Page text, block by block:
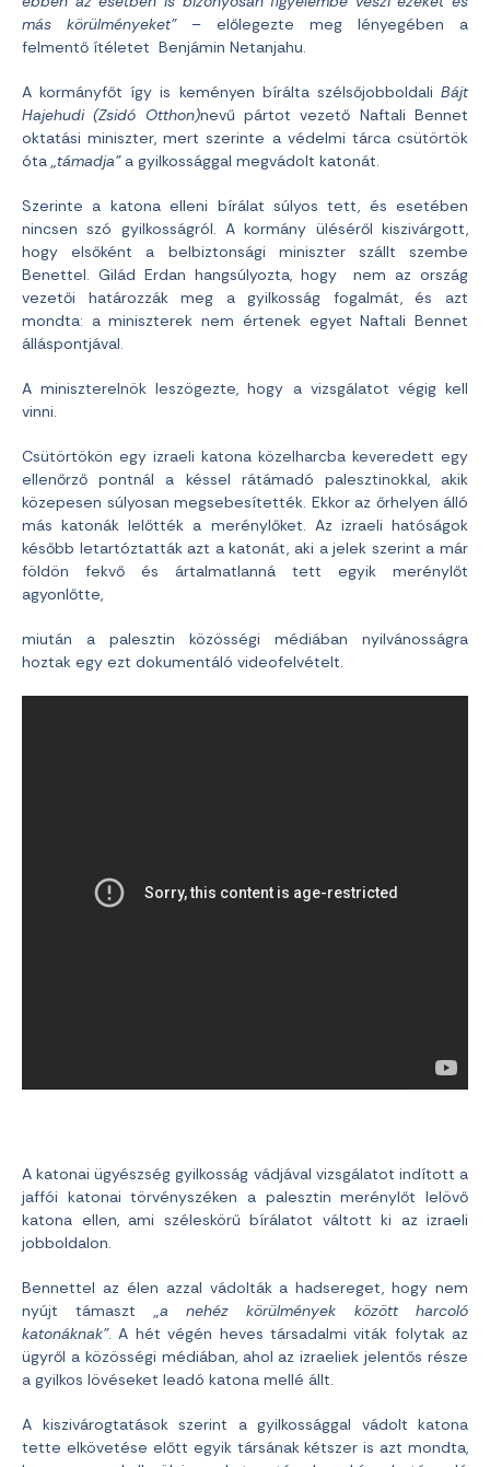
más körülményeket” – előlegezte meg lényegében a
felmentő ítéletet Benjámin Netanjahu.
A kormányfőt így is keményen bírálta szélsőjobboldali Bájt
Hajehudi (Zsidó Otthon)nevű pártot vezető Naftali Bennet
oktatási miniszter, mert szerinte a védelmi tárca csütörtök
óta „támadja”a gyilkossággal megvádolt katonát.
Szerinte a katona elleni bírálat súlyos tett, és esetében
nincsen szó gyilkosságról. A kormány üléséről kiszivárgott,
hogy elsőként a belbiztonsági miniszter szállt szembe
Benettel. Gilád Erdan hangsúlyozta, hogy nem az ország
vezetői határozzák meg a gyilkosság fogalmát, és azt
mondta: a miniszterek nem értenek egyet Naftali Bennet
álláspontjával.
A miniszterelnök leszögezte, hogy a vizsgálatot végig kell
vinni.
Csütörtökön egy izraeli katona közelharcba keveredett egy
ellenőrző pontnál a késsel rátámadó palesztinokkal, akik
közepesen súlyosan megsebesítették. Ekkor az őrhelyen álló
más katonák lelőtték a merénylőket. Az izraeli hatóságok
később letartóztatták azt a katonát, aki a jelek szerint a már
földön fekvő és ártalmatlanná tett egyik merénylőt
agyonlőtte,
miután a palesztin közösségi médiában nyilvánosságra
hoztak egy ezt dokumentáló videofelvételt.
A katonai ügyészség gyilkosság vádjával vizsgálatot indított a
jaffói katonai törvényszéken a palesztin merénylőt lelövő
katona ellen, ami széleskörű bírálatot váltott ki az izraeli
jobboldalon.
Bennettel az élen azzal vádolták a hadsereget, hogy nem
nyújt támaszt
„a nehéz körülmények között harcoló
katonáknak”. A hét végén heves társadalmi viták folytak az
ügyről a közösségi médiában, ahol az izraeliek jelentős része
a gyilkos lövéseket leadó katona mellé állt.
A kiszivárogtatások szerint a gyilkossággal vádolt katona
tette elkövetése előtt egyik társának kétszer is azt mondta,